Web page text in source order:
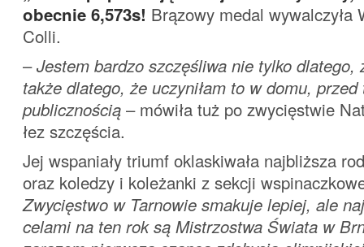
obecnie 6,573s! Brązowy medal wywalczyła
Colli.
–Jestem bardzo szczęśliwa nie tylko dlatego,
także dlatego, że uczyniłam to w domu,
publicznością – mówiła tuż po zwycięstwie
łez szczęścia.
Jej wspaniały triumf oklaskiwała najbliższa
oraz koledzy i koleżanki z sekcji
Zwycięstwo w Tarnowie smakuje lepiej, ale
celami na ten rok są Mistrzostwa Świata w